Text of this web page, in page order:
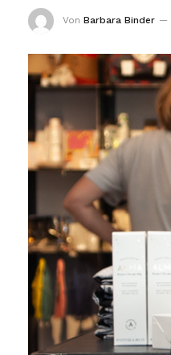
Von Barbara Binder